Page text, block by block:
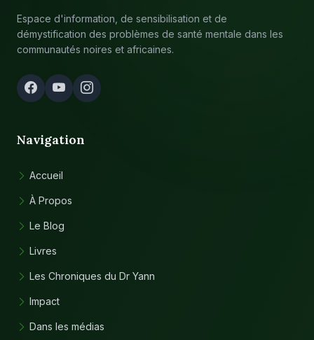
Espace d'information, de sensibilisation et de
démystification des problèmes de santé mentale dans les
communautés noires et africaines.
Navigation
Accueil
À Propos
Le Blog
Livres
Les Chroniques du Dr Yann
Impact
Dans les médias